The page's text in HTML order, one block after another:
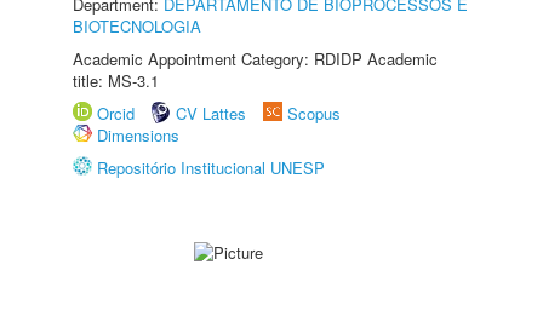
BIOTECNOLOGIA
Academic Appointment Category: RDIDP Academic
title: MS-3.1
Orcid
CV Lattes
Scopus
Dimensions
Repositório Institucional UNESP